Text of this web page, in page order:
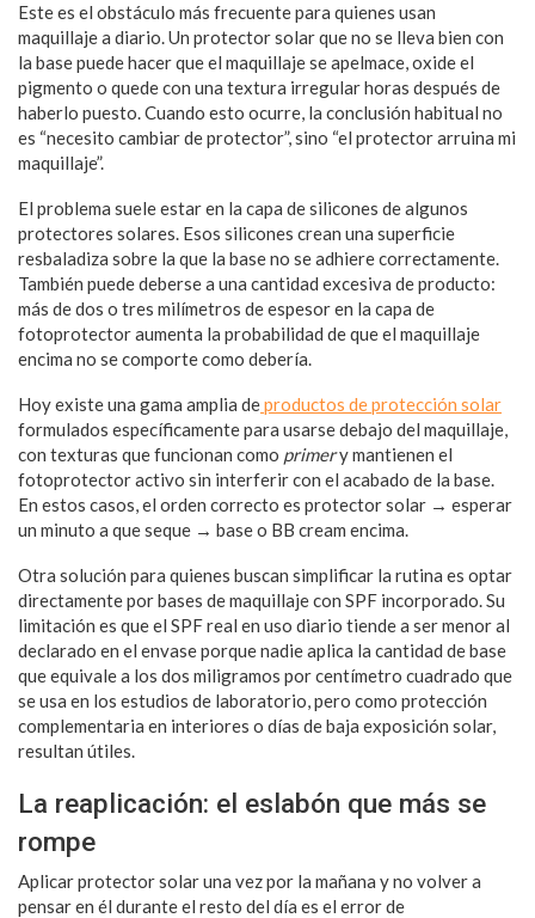
Este es el obstáculo más frecuente para quienes usan
maquillaje a diario. Un protector solar que no se lleva bien con
la base puede hacer que el maquillaje se apelmace, oxide el
pigmento o quede con una textura irregular horas después de
haberlo puesto. Cuando esto ocurre, la conclusión habitual no
es “necesito cambiar de protector”, sino “el protector arruina mi
maquillaje”.
El problema suele estar en la capa de silicones de algunos
protectores solares. Esos silicones crean una superficie
resbaladiza sobre la que la base no se adhiere correctamente.
También puede deberse a una cantidad excesiva de producto:
más de dos o tres milímetros de espesor en la capa de
fotoprotector aumenta la probabilidad de que el maquillaje
encima no se comporte como debería.
Hoy existe una gama amplia deproductos de protección solar
formulados específicamente para usarse debajo del maquillaje,
con texturas que funcionan como primery mantienen el
fotoprotector activo sin interferir con el acabado de la base.
En estos casos, el orden correcto es protector solar → esperar
un minuto a que seque → base o BB cream encima.
Otra solución para quienes buscan simplificar la rutina es optar
directamente por bases de maquillaje con SPF incorporado. Su
limitación es que el SPF real en uso diario tiende a ser menor al
declarado en el envase porque nadie aplica la cantidad de base
que equivale a los dos miligramos por centímetro cuadrado que
se usa en los estudios de laboratorio, pero como protección
complementaria en interiores o días de baja exposición solar,
resultan útiles.
La reaplicación: el eslabón que más se
rompe
Aplicar protector solar una vez por la mañana y no volver a
pensar en él durante el resto del día es el error de